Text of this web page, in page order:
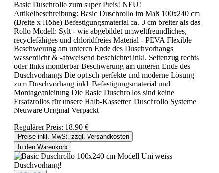
Basic Duschrollo zum super Preis! NEU!
Artikelbeschreibung: Basic Duschrollo im Maß 100x240 cm
(Breite x Höhe) Befestigungsmaterial ca. 3 cm breiter als das
Rollo Modell: Sylt - wie abgebildet umweltfreundliches,
recyclefähiges und chloridfreies Material - PEVA Flexible
Beschwerung am unteren Ende des Duschvorhangs
wasserdicht & -abweisend beschichtet inkl. Seitenzug rechts
oder links montierbar Beschwerung am unteren Ende des
Duschvorhangs Die optisch perfekte und moderne Lösung
zum Duschvorhang inkl. Befestigungsmaterial und
Montageanleitung Die Basic Duschrollos sind keine
Ersatzrollos für unsere Halb-Kassetten Duschrollo Systeme
Neuware Original Verpackt
Regulärer Preis: 18,90 €
Preise inkl. MwSt. zzgl. Versandkosten
In den Warenkorb